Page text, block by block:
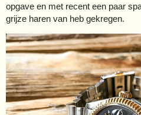
opgave en met recent een paar
grijze haren van heb gekregen.